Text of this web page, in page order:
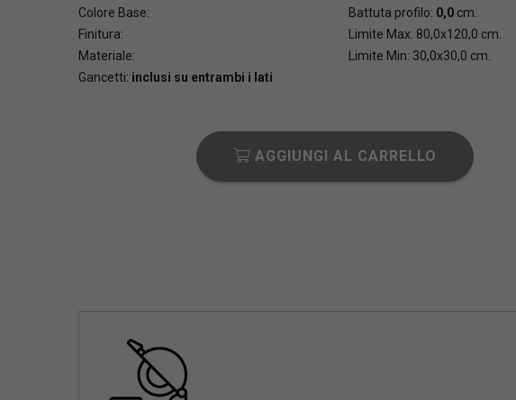
Colore Base:
Finitura:
Materiale:
Gancetti: inclusi su entrambi i lati
Battuta profilo: 0,0 cm.
Limite Max: 80,0x120,0 cm.
Limite Min: 30,0x30,0 cm.
AGGIUNGI AL CARRELLO